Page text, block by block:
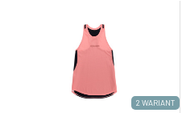
2 WARIANT